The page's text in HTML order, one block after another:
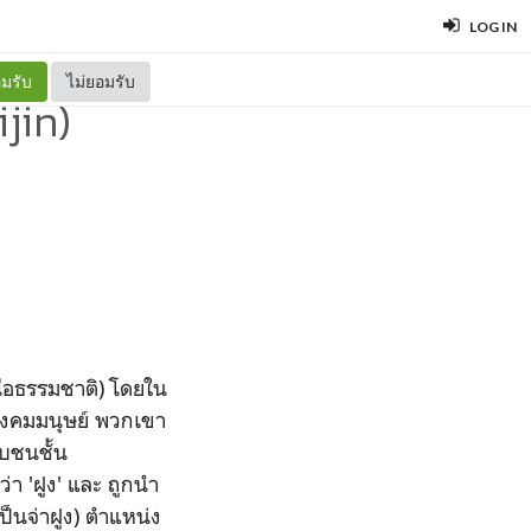
LOG IN
รับ ไม่ยอมรับ
ธรรมชาติ) โดยใน
คมมนุษย์ พวกเขา
บชนชั้น
า 'ฝูง' และ ถูกนำ
นจ่าฝูง) ตำแหน่ง